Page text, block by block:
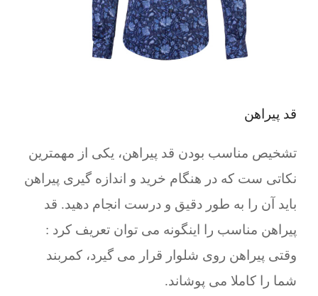
قد پیراهن
تشخیص مناسب بودن قد پیراهن، یکی از مهمترین
نکاتی ست که در هنگام خرید و اندازه گیری پیراهن
باید آن را به طور دقیق و درست انجام دهید. قد
پیراهن مناسب را اینگونه می توان تعریف کرد :
وقتی پیراهن روی شلوار قرار می گیرد، کمربند
شما را کاملا می پوشاند.